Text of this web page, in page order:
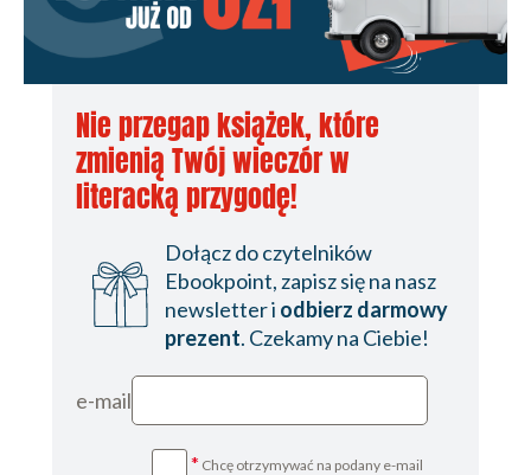
Nie przegap książek, które
zmienią Twój wieczór w
literacką przygodę!
Dołącz do czytelników
Ebookpoint, zapisz się na nasz
newsletter i odbierz darmowy
prezent. Czekamy na Ciebie!
e-mail
* Chcę otrzymywać na podany e-mail